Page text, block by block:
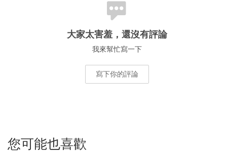
大家太害羞，還沒有評論
我來幫忙寫一下
寫下你的評論
您可能也喜歡